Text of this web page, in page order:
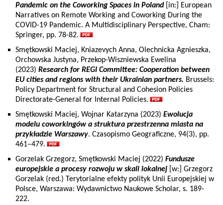
Pandemic on the Coworking Spaces in Poland[in:] European
Narratives on Remote Working and Coworking During the
COVID-19 Pandemic. A Multidisciplinary Perspective, Cham:
Springer, pp. 78-82.
Smętkowski Maciej, Kniazevych Anna, Olechnicka Agnieszka,
Orchowska Justyna, Przekop-Wiszniewska Ewelina
(2023) Research for REGI Committee: Cooperation between
EU cities and regions with their Ukrainian partners. Brussels:
Policy Department for Structural and Cohesion Policies
Directorate-General for Internal Policies.
Smętkowski Maciej, Wojnar Katarzyna (2023) Ewolucja
modelu coworkingów a struktura przestrzenna miasta na
przykładzie Warszawy. Czasopismo Geograficzne, 94(3), pp.
461–479.
Gorzelak Grzegorz, Smętkowski Maciej (2022) Fundusze
europejskie a procesy rozwoju w skali lokalnej [w:] Grzegorz
Gorzelak (red.) Terytorialne efekty polityk Unii Europejskiej w
Polsce, Warszawa: Wydawnictwo Naukowe Scholar, s. 189-
222.